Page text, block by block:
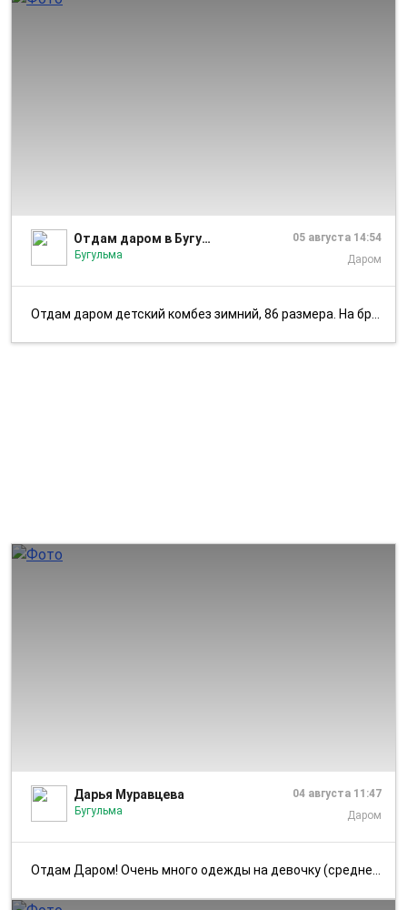
Отдам даром в Бугульме
Бугульма
05 августа 14:54
Даром
Отдам даром детский комбез зимний, 86 размера. На брюках молния сломан...
Дарья Муравцева
Бугульма
04 августа 11:47
Даром
Отдам Даром! Очень много одежды на девочку (среднего, худого телесложе...